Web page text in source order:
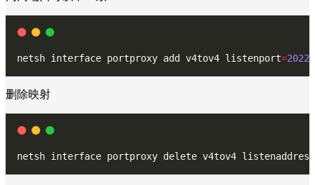
netsh interface portproxy add v4tov4 listenport=2022
删除映射
netsh interface portproxy delete v4tov4 listenaddress